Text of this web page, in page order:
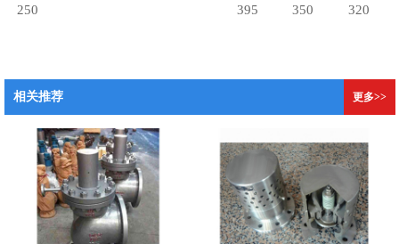
250
395 350 320
相关推荐 更多>>